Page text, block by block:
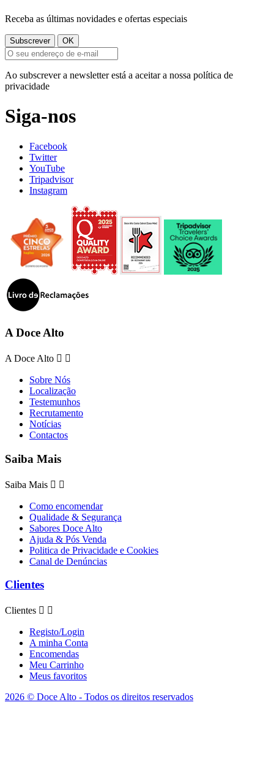
Receba as últimas novidades e ofertas especiais
Ao subscrever a newsletter está a aceitar a nossa política de
privacidade
Siga-nos
Facebook
Twitter
YouTube
Tripadvisor
Instagram
A Doce Alto
A Doce Alto  
Sobre Nós
Localização
Testemunhos
Recrutamento
Notícias
Contactos
Saiba Mais
Saiba Mais  
Como encomendar
Qualidade & Segurança
Sabores Doce Alto
Ajuda & Pós Venda
Politica de Privacidade e Cookies
Canal de Denúncias
Clientes
Clientes  
Registo/Login
A minha Conta
Encomendas
Meu Carrinho
Meus favoritos
2026 © Doce Alto - Todos os direitos reservados